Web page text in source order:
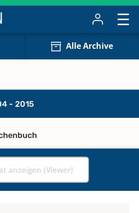
Alle Archive
- 2015
anzeigen (Viewer)